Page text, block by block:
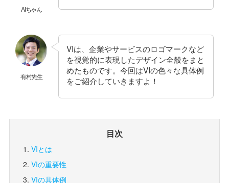
AIちゃん
有村先生
VIは、企業やサービスのロゴマークなど
を視覚的に表現したデザイン全般をまと
めたものです。今回はVIの色々な具体例
をご紹介していきますよ！
目次
VIとは
VIの重要性
VIの具体例